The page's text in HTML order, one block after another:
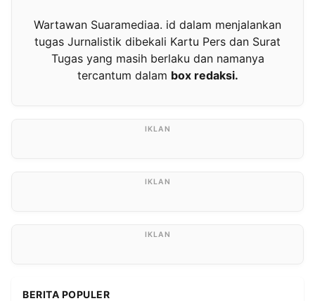
Wartawan Suaramediaa. id dalam menjalankan
tugas Jurnalistik dibekali Kartu Pers dan Surat
Tugas yang masih berlaku dan namanya
tercantum dalam box redaksi.
BERITA POPULER